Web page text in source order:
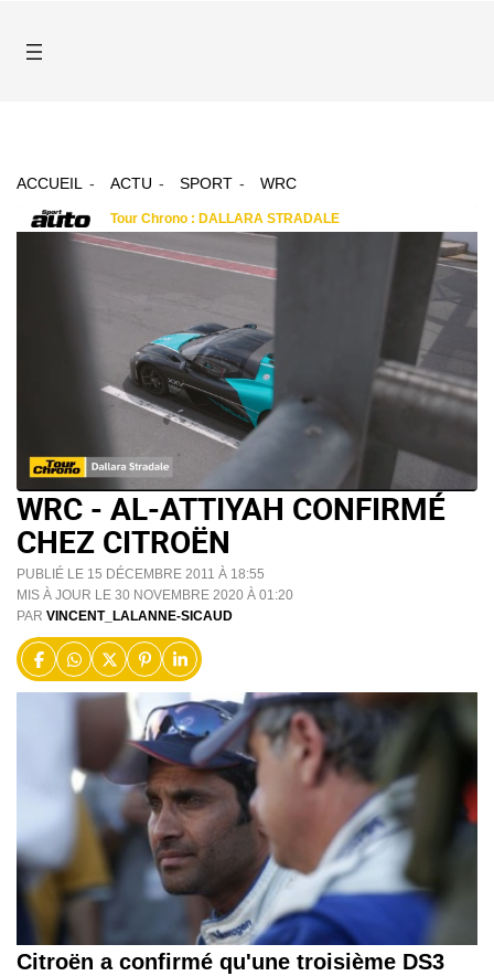
ACCUEIL ACTU SPORT WRC
WRC - AL-ATTIYAH CONFIRMÉ
CHEZ CITROËN
PUBLIÉ LE 15 DÉCEMBRE 2011 À 18:55
MIS À JOUR LE 30 NOVEMBRE 2020 À 01:20
PAR VINCENT_LALANNE-SICAUD
Citroën a confirmé qu'une troisième DS3